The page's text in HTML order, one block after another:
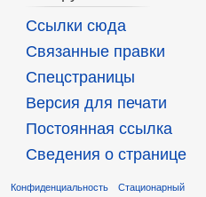
Ссылки сюда
Связанные правки
Спецстраницы
Версия для печати
Постоянная ссылка
Сведения о странице
Конфиденциальность Стационарный